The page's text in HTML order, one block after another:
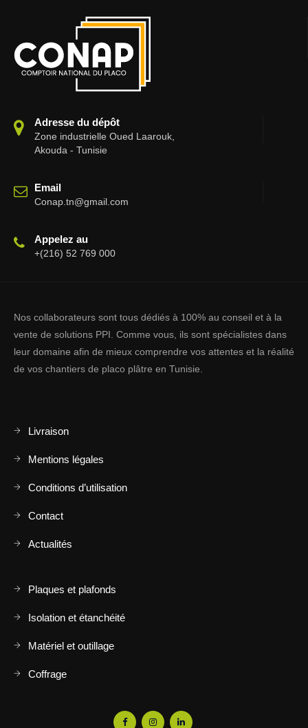
Adresse du dépôt
Zone industrielle Oued Laarouk,
Akouda - Tunisie
Email
Conap.tn@gmail.com
Appelez au
+(216) 52 769 000
Nos collaborateurs sont tous dédiés à 100% au conseil et à la
vente de solutions PPI. Comme vous, ils sont spécialistes dans
leur domaine afin de mieux comprendre vos attentes et la réalité
de vos chantiers de placo plâtre en Tunisie.
Livraison
Mentions légales
Conditions d’utilisation
Contact
Actualités
Plaques et plafonds
Isolation et étanchéité
Matériel et outillage
Coffrage